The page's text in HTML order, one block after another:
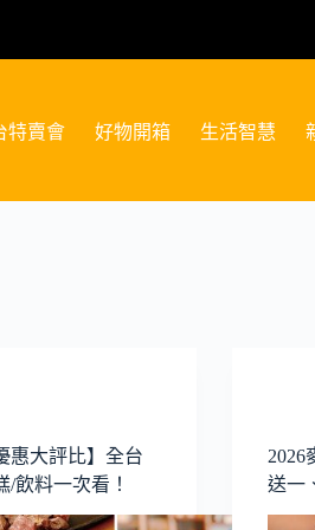
特賣會 好物開箱 生活智慧
惠大評比】全台
飲料一次看！
2026
送一